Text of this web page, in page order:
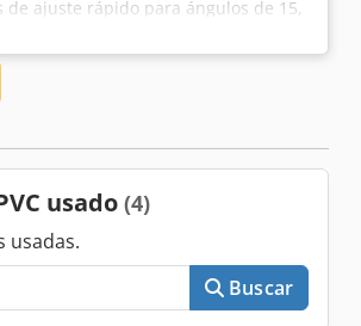
de ajuste rápido para ángulos de 15,
intermedios. • Regulador de
y disminuye la carga del motor. •
diamante: 450 mm, distancia de
(2,5 metros a la derecha y a la
usado (4)
usadas.
Buscar